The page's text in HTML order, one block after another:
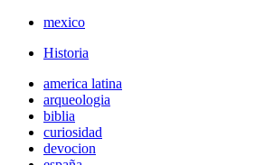
mexico
Historia
america latina
arqueologia
biblia
curiosidad
devocion